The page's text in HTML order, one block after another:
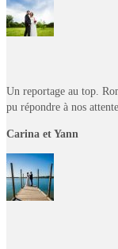
Un reportage au top.
pu répondre à nos
Carina et Yann